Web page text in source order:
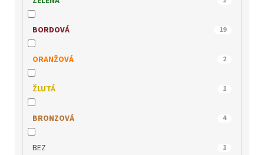
WONDERS 4
BORDOVÁ 19
ORANŽOVÁ 2
ŽLUTÁ 1
BRONZOVÁ 4
BEZ 1